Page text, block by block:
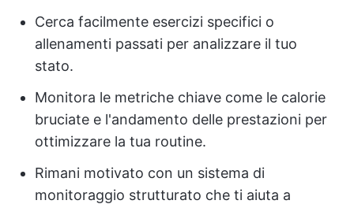
Cerca facilmente esercizi specifici o
allenamenti passati per analizzare il tuo
stato.
Monitora le metriche chiave come le calorie
bruciate e l'andamento delle prestazioni per
ottimizzare la tua routine.
Rimani motivato con un sistema di
monitoraggio strutturato che ti aiuta a